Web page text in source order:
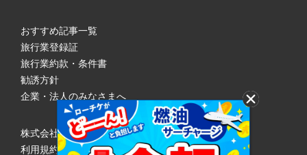
おすすめ記事一覧
旅行業登録証
旅行業約款・条件書
勧誘方針
企業・法人のみなさまへ
株式会社ローソンエンタテインメント
利用規約